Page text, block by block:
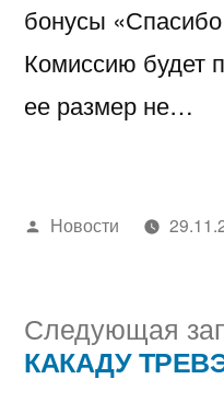
бонусы
Комиссию будет
ее размер не…
Написано
Новости
Навигация
Следующая
КАКАДУ